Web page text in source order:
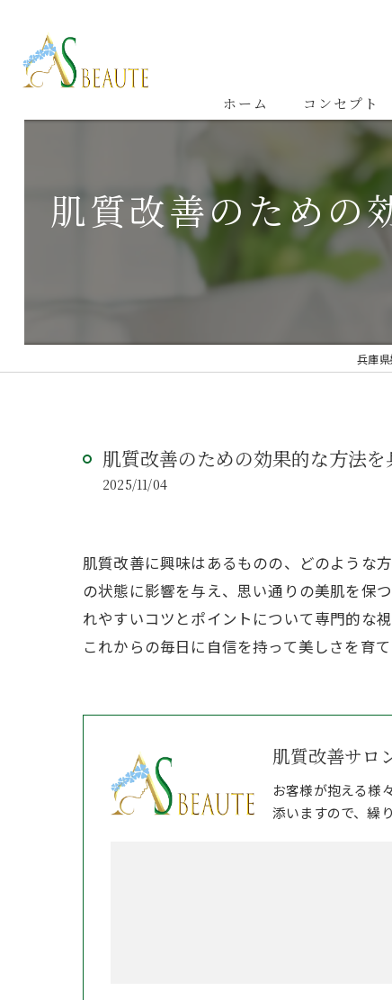
ホーム コンセプト
肌質改善のための
兵庫
肌質改善のための効果的な方法
2025/11/04
肌質改善に興味はあるものの、どのような
の状態に影響を与え、思い通りの美肌を保
れやすいコツとポイントについて専門的な
これからの毎日に自信を持って美しさを育
肌質改善サ
お客様が抱える様
添いますので、繰